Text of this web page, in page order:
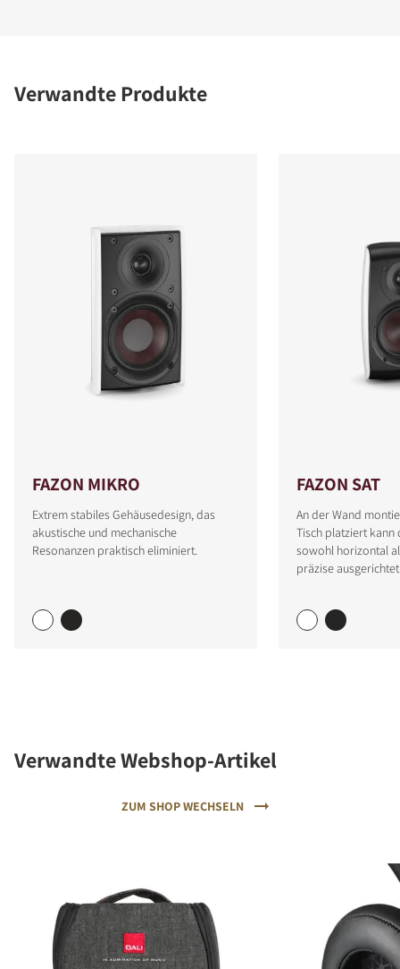
Verwandte Produkte
FAZON MIKRO
Extrem stabiles Gehäusedesign, das
akustische und mechanische
Resonanzen praktisch eliminiert.
FAZON SAT
An der Wand
Tisch platziert
sowohl horizontal
präzise
Verwandte Webshop-Artikel
ZUM SHOP WECHSELN